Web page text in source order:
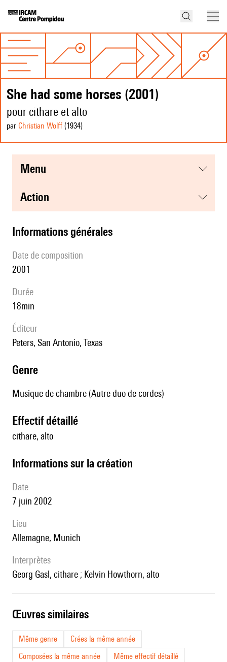
She had some horses (2001)
pour cithare et alto
par Christian Wolff (1934)
menu
action
informations générales
date de composition
2001
durée
18min
éditeur
Peters, San Antonio, Texas
genre
Musique de chambre (Autre duo de cordes)
effectif détaillé
cithare, alto
informations sur la création
date
7 juin 2002
lieu
Allemagne, Munich
interprètes
Georg Gasl, cithare ; Kelvin Howthorn, alto
œuvres similaires
Même genre
Crées la même année
Composées la même année
Même effectif détaillé